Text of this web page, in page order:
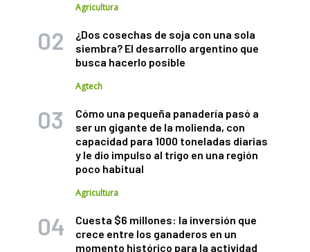
Agricultura
¿Dos cosechas de soja con una sola
siembra? El desarrollo argentino que
busca hacerlo posible
Agtech
Cómo una pequeña panadería pasó a
ser un gigante de la molienda, con
capacidad para 1000 toneladas diarias
y le dio impulso al trigo en una región
poco habitual
Agricultura
Cuesta $6 millones: la inversión que
crece entre los ganaderos en un
momento histórico para la actividad